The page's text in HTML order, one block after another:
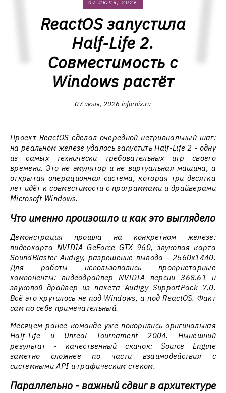
07 ИЮЛЯ, 2026
ReactOS запустила
Half-Life 2.
Совместимость с
Windows растёт
07 июля, 2026 infornix.ru
Проект ReactOS сделал очередной нетривиальный шаг:
на реальном железе удалось запустить Half-Life 2 - одну
из самых технически требовательных игр своего
времени. Это не эмулятор и не виртуальная машина, а
открытая операционная система, которая три десятка
лет идёт к совместимости с программами и драйверами
Microsoft Windows.
Что именно произошло и как это выглядело
Демонстрация прошла на конкретном железе:
видеокарта NVIDIA GeForce GTX 960, звуковая карта
SoundBlaster Audigy, разрешение вывода - 2560x1440.
Для работы использовались проприетарные
компоненты: видеодрайвер NVIDIA версии 368.61 и
звуковой драйвер из пакета Audigy SupportPack 7.0.
Всё это крутилось не под Windows, а под ReactOS. Факт
сам по себе примечательный.
Месяцем ранее команде уже покорились оригинальная
Half-Life и Unreal Tournament 2004. Нынешний
результат - качественный скачок: Source Engine
заметно сложнее по части взаимодействия с
системными API и графическим стеком.
Параллельно - важный сдвиг в архитектуре